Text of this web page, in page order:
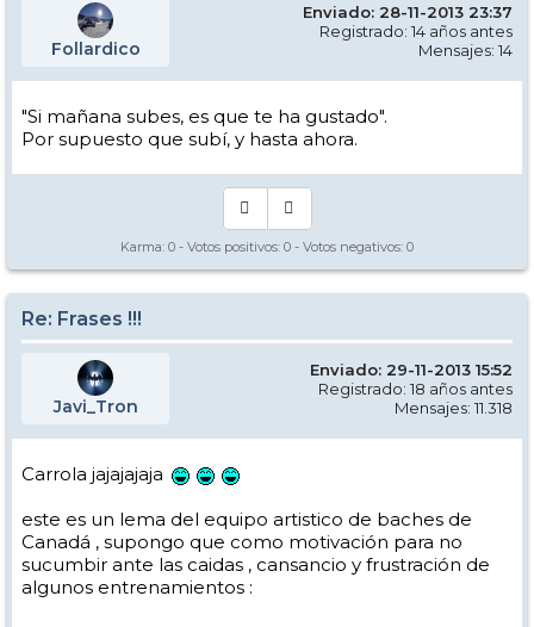
Follardico
Enviado: 28-11-2013 23:37
Registrado: 14 años antes
Mensajes: 14
"Si mañana subes, es que te ha gustado".
Por supuesto que subí, y hasta ahora.
Karma: 0 - Votos positivos: 0 - Votos negativos: 0
Re: Frases !!!
Javi_Tron
Enviado: 29-11-2013 15:52
Registrado: 18 años antes
Mensajes: 11.318
Carrola jajajajaja
este es un lema del equipo artistico de baches de
Canadá , supongo que como motivación para no
sucumbir ante las caidas , cansancio y frustración de
algunos entrenamientos :